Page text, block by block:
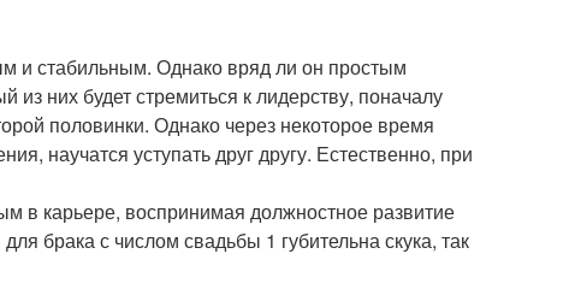
и стабильным. Однако вряд ли он простым
них будет стремиться к лидерству, поначалу
половинки. Однако через некоторое время
научатся уступать друг другу. Естественно, при
в карьере, воспринимая должностное развитие
брака с числом свадьбы 1 губительна скука, так